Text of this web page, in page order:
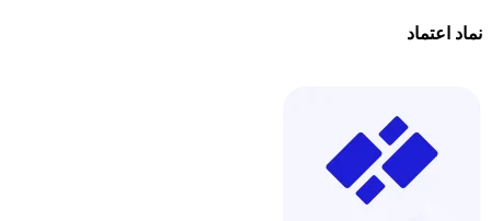
نماد اعتماد